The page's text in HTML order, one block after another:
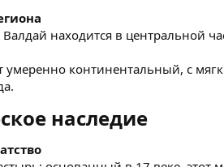
Валдай находится в центральной
умеренно континентальный, с
наследие​